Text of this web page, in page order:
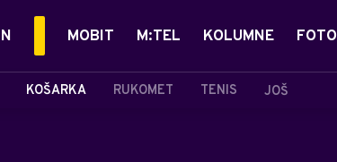
KOŠARKA RUKOMET TENIS JOŠ
MOBIT M:TEL KOLUMNE FOTO